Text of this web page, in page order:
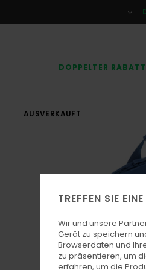
DOPPELTER RABATT
AUSVERKAUFT
TREFFEN SIE
Wir und unsere
Gerät zu speichern
Browserdaten und
zu präsentieren, um
erfahren, um die